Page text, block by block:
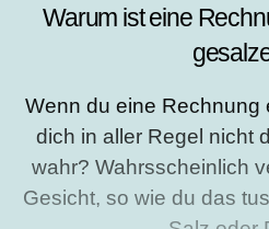
Warum ist eine
Wenn du eine Rechnung
dich in aller Regel nicht
wahr? Wahrsscheinlich
Gesicht, so wie du das